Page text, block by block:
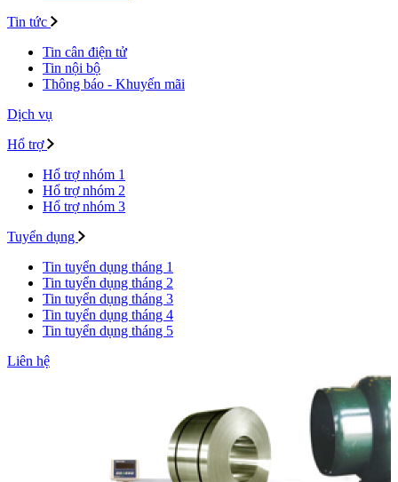
Tin tức
Tin cân điện tử
Tin nội bộ
Thông báo - Khuyến mãi
Dịch vụ
Hổ trợ
Hổ trợ nhóm 1
Hổ trợ nhóm 2
Hổ trợ nhóm 3
Tuyển dụng
Tin tuyển dụng tháng 1
Tin tuyển dụng tháng 2
Tin tuyển dụng tháng 3
Tin tuyển dụng tháng 4
Tin tuyển dụng tháng 5
Liên hệ